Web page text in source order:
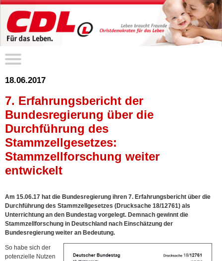
18.06.2017
7. Erfahrungsbericht der
Bundesregierung über die
Durchführung des
Stammzellgesetzes:
Stammzellforschung weiter
entwickelt
Am 15.06.17 hat die Bundesregierung ihren 7. Erfahrungsbericht über die
Durchführung des Stammzellgesetzes (Drucksache 18/12761) als
Unterrichtung an den Bundestag vorgelegt. Demnach gewinnt die
Stammzellforschung in Deutschland nach Einschätzung der
Bundesregierung weiter an Bedeutung.
So habe sich der
potenzielle Nutzen